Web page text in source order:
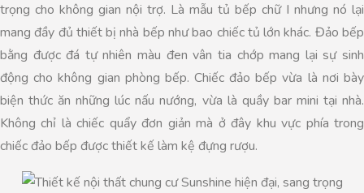
trọng cho không gian nội trợ. Là mẫu tủ bếp chữ I nhưng nó lại
mang đầy đủ thiết bị nhà bếp như bao chiếc tủ lớn khác. Đảo bếp
bằng được đá tự nhiên màu đen vân tia chớp mang lại sự sinh
động cho không gian phòng bếp. Chiếc đảo bếp vừa là nơi bày
biện thức ăn những lúc nấu nướng, vừa là quầy bar mini tại nhà.
Không chỉ là chiếc quẩy đơn giản mà ở đây khu vực phía trong
chiếc đảo bếp được thiết kế làm kệ đựng rượu.